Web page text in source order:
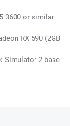
3600 or similar
RX 590 (2GB
Simulator 2 base